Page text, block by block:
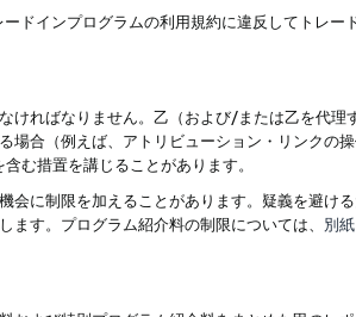
ドインプログラムの利用規約に違反してトレー
ればなりません。乙（および/または乙を代理
合（例えば、アトリビューション・リンクの
む措置を講じることがあります。
に制限を加えることがあります。疑義を避け
す。プログラム紹介料の制限については、 別紙